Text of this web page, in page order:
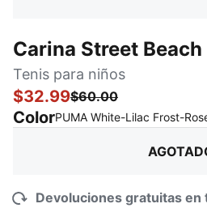
Carina Street
Tenis para niños
$32.99$60.00
ColorPUMA White-Lilac Frost-
Devoluciones gratuitas en